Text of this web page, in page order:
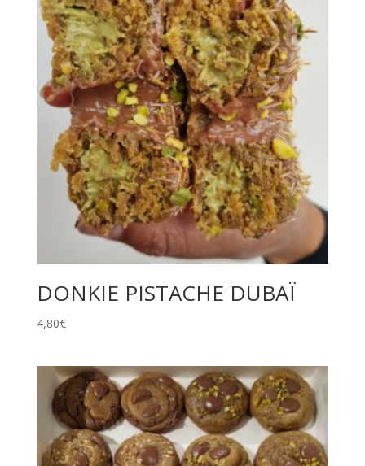
DONKIE PISTACHE DUBAÏ
4,80€